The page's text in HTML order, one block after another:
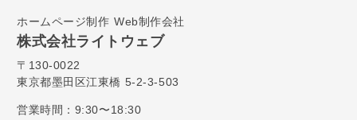
ホームページ制作 Web制作会社
株式会社ライトウェブ
〒130-0022
東京都墨田区江東橋 5-2-3-503
営業時間：9:30〜18:30